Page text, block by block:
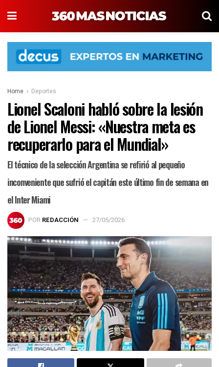
Home Deportes
Lionel Scaloni habló sobre la lesión
de Lionel Messi: «Nuestra meta es
recuperarlo para el Mundial»
El técnico de la selección Argentina se refirió al pequeño
inconveniente que sufrió el capitán este último fin de semana en
el Inter Miami
POR REDACCIÓN 27/05/2026